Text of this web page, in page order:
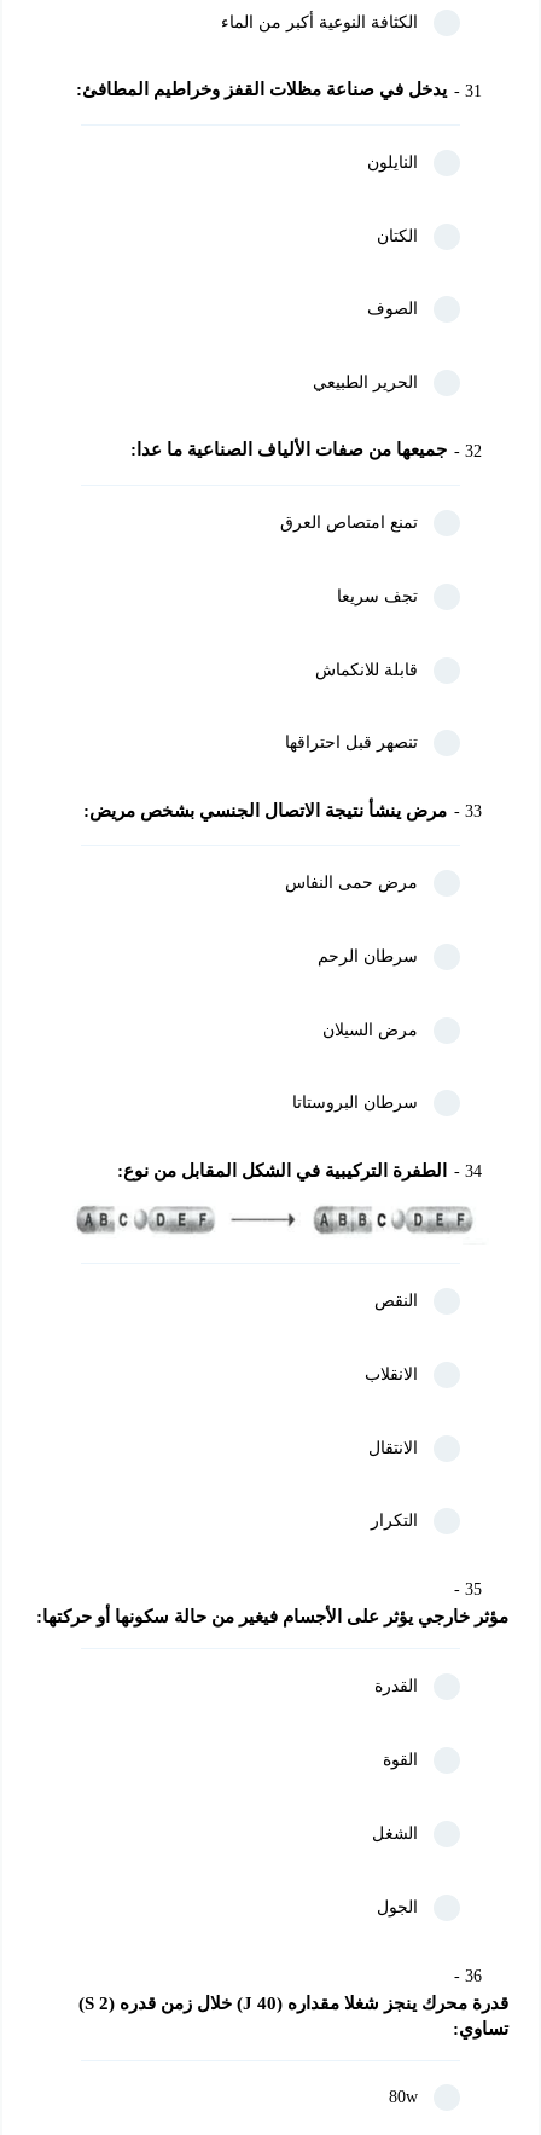
الكثافة النوعية أكبر من الماء
31 يدخل في صناعة مظلات القفز وخراطيم المطافئ:
النايلون
الكتان
الصوف
الحرير الطبيعي
32 جميعها من صفات الألياف الصناعية ما عدا:
تمنع امتصاص العرق
تجف سريعا
قابلة للانكماش
تنصهر قبل احتراقها
33 مرض ينشأ نتيجة الاتصال الجنسي بشخص مريض:
مرض حمى النفاس
سرطان الرحم
مرض السيلان
سرطان البروستاتا
34 الطفرة التركيبية في الشكل المقابل من نوع:
النقص
الانقلاب
الانتقال
التكرار
35
مؤثر خارجي يؤثر على الأجسام فيغير من حالة سكونها أو حركتها:
القدرة
القوة
الشغل
الجول
36
تساوي:
80w